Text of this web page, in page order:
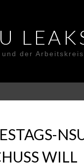
der Arbeitskreis
WILL